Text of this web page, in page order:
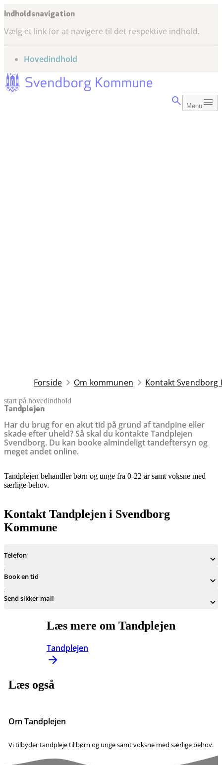
Indholdsnavigation
Vælg et link for at navigere til det respektive indhold.
gå til
Hovedindhold
Menu
Forside Om kommunen Kontakt Svendborg
start på hovedindhold
Tandplejen
Har du brug for en akut tid på grund af tandpine eller
skade efter uheld? Så skal du kontakte Tandplejen
Svendborg. Du kan booke almindeligt tandeftersyn og
meget andet online.
senest opdateret 19. maj 2026
Tandplejen behandler børn og unge fra 0-22 år samt voksne med
særlige behov.
Kontakt Tandplejen i Svendborg
Kommune
Telefon
Book en tid
Send sikker mail
Læs mere om Tandplejen
Tandplejen
Læs også
Om Tandplejen
Vi tilbyder tandpleje til børn og unge samt voksne med særlige behov.